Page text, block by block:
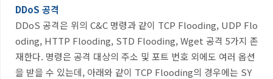
DDoS 공격
DDoS 공격은 위의 C&C 명령과 같이 TCP Flooding, UDP Flo
oding, HTTP Flooding, STD Flooding, Wget 공격 5가지 존
재한다. 명령은 공격 대상의 주소 및 포트 번호 외에도 여러 옵션
을 받을 수 있는데, 아래와 같이 TCP Flooding의 경우에는 SY